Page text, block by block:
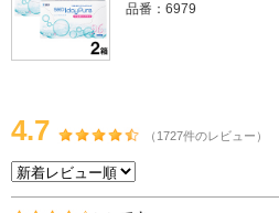
品番：6979
4.7 （1727件のレビュー）